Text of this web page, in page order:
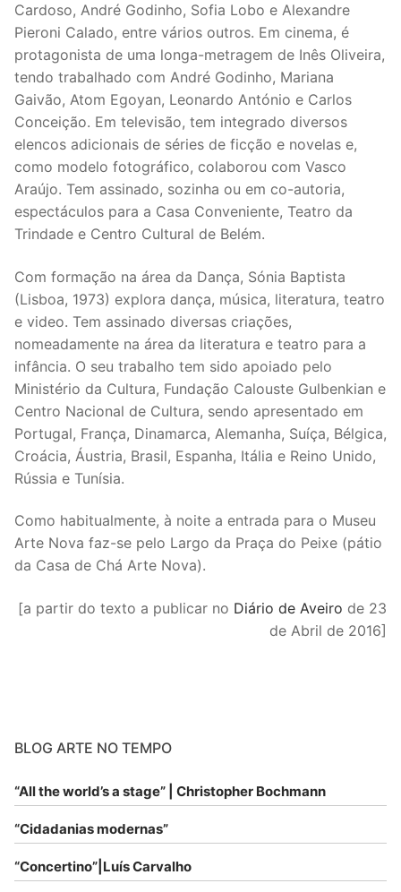
Cardoso, André Godinho, Sofia Lobo e Alexandre
Pieroni Calado, entre vários outros. Em cinema, é
protagonista de uma longa-metragem de Inês Oliveira,
tendo trabalhado com André Godinho, Mariana
Gaivão, Atom Egoyan, Leonardo António e Carlos
Conceição. Em televisão, tem integrado diversos
elencos adicionais de séries de ficção e novelas e,
como modelo fotográfico, colaborou com Vasco
Araújo. Tem assinado, sozinha ou em co-autoria,
espectáculos para a Casa Conveniente, Teatro da
Trindade e Centro Cultural de Belém.
Com formação na área da Dança, Sónia Baptista
(Lisboa, 1973) explora dança, música, literatura, teatro
e video. Tem assinado diversas criações,
nomeadamente na área da literatura e teatro para a
infância. O seu trabalho tem sido apoiado pelo
Ministério da Cultura, Fundação Calouste Gulbenkian e
Centro Nacional de Cultura, sendo apresentado em
Portugal, França, Dinamarca, Alemanha, Suíça, Bélgica,
Croácia, Áustria, Brasil, Espanha, Itália e Reino Unido,
Rússia e Tunísia.
Como habitualmente, à noite a entrada para o Museu
Arte Nova faz-se pelo Largo da Praça do Peixe (pátio
da Casa de Chá Arte Nova).
[a partir do texto a publicar no Diário de Aveiro de 23
de Abril de 2016]
BLOG ARTE NO TEMPO
“All the world’s a stage” | Christopher Bochmann
“Cidadanias modernas”
“Concertino”|Luís Carvalho